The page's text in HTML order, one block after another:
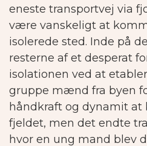
eneste transportvej via
være vanskeligt at
isolerede sted. Inde på
resterne af et desperat
isolationen ved at
gruppe mænd fra byen
håndkraft og dynamit
fjeldet, men det endte
hvor en ung mand blev